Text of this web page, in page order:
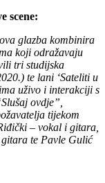
scene:
glazba kombinira
koji odražavaju
tri studijska
te lani ‘Sateliti u
uživo i interakciji s
ovdje”,
tijekom
– vokal i gitara,
te Pavle Gulić